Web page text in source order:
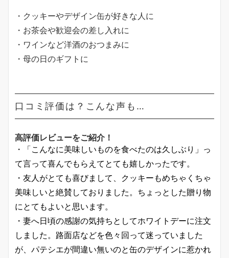
・クッキーやデザイン缶が好きな人に
・お茶会や歓迎会の差し入れに
・ワインなど洋酒のおつまみに
・母の日のギフトに
口コミ評価は？こんな声も…
高評価レビューをご紹介！
・「こんなに美味しいものを食べたのは久しぶり」っ
て言って喜んでもらえてとても嬉しかったです。
・友人がとても喜びまして、クッキーもめちゃくちゃ
美味しいと絶賛しておりました。ちょっとした贈り物
にとてもよいと思います。
・妻へ日頃の感謝の気持ちとしてホワイトデーに注文
しました。路面店などを色々回って迷っていました
が、パテシエが間違い無いのと缶のデザインに惹かれ